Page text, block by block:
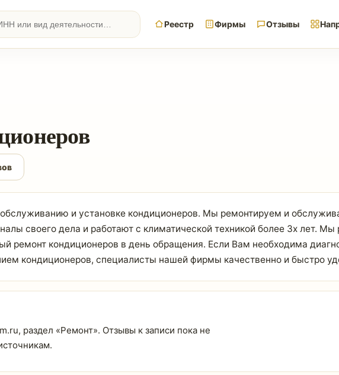
Реестр Фирмы Отзывы
и установке кондиционеров. Мы ремонтируем и
своего дела и работают с климатической техникой более 3х лет.
ремонт кондиционеров в день обращения. Если Вам необходима
кондиционеров, специалисты нашей фирмы качественно и быстро
раздел «Ремонт». Отзывы к записи пока не